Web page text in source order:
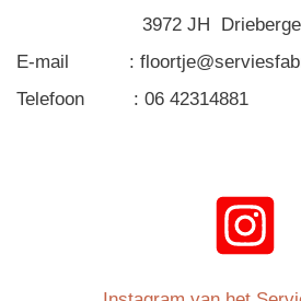
3972 JH
E-mail :
Telefoon : 06 42314881